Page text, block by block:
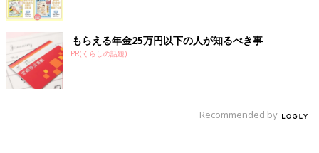
もらえる年金25万円以下の人が知るべき事
PR(くらしの話題)
Recommended by